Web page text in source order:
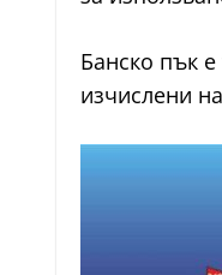
Банско пък
изчислени